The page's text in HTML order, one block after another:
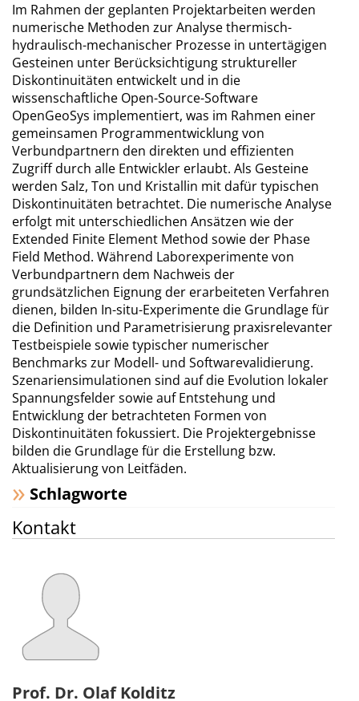
Im Rahmen der geplanten Projektarbeiten werden
numerische Methoden zur Analyse ther­misch-
hydraulisch-mechanischer Prozesse in untertägigen
Gesteinen unter Berücksichtigung struktureller
Diskontinuitäten entwickelt und in die
wissenschaftliche Open-Source-Software
OpenGeoSys implementiert, was im Rahmen einer
gemeinsamen Programmentwicklung von
Verbundpartnern den direkten und effizienten
Zugriff durch alle Entwickler erlaubt. Als Ge­steine
werden Salz, Ton und Kristallin mit dafür typischen
Diskontinuitäten betrachtet. Die numerische Analyse
erfolgt mit unterschiedlichen Ansätzen wie der
Extended Finite Element Method sowie der Phase
Field Method. Während Laborexperimente von
Verbundpartnern dem Nachweis der
grundsätzlichen Eignung der erarbeiteten Verfahren
dienen, bilden In-situ-Experimente die Grundlage für
die Definition und Parametrisierung praxisrelevanter
Testbeispiele sowie typischer numerischer
Benchmarks zur Modell- und Softwarevali­die­rung.
Szenariensimulationen sind auf die Evolution lokaler
Spannungsfelder sowie auf Entstehung und
Entwicklung der betrachteten Formen von
Diskontinuitäten fokussiert. Die Projektergebnisse
bilden die Grundlage für die Erstellung bzw.
Aktualisierung von Leitfäden.
Schlagworte
Kontakt
Prof. Dr. Olaf Kolditz